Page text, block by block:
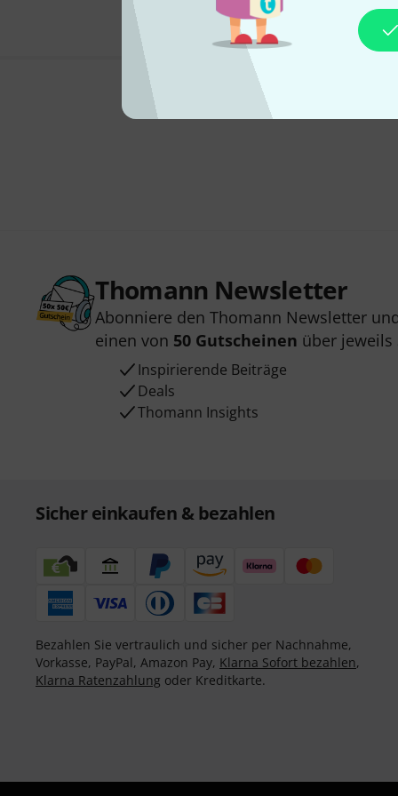
Thomann Newsletter
Abonniere den Thomann Newsletter
einen von 50 Gutscheinen über jeweils
Inspirierende Beiträge
Deals
Thomann Insights
Sicher einkaufen & bezahlen
Bezahlen Sie vertraulich und sicher per Nachnahme,
Vorkasse, PayPal, Amazon Pay, Klarna Sofort bezahlen,
Klarna Ratenzahlung oder Kreditkarte.